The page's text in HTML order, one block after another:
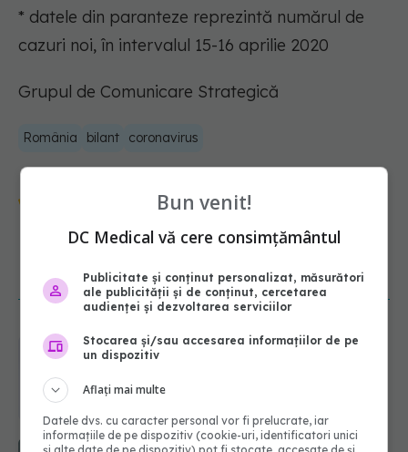
* datele din paranteze reprezintă numărul de
cazuri noi, în intervalul 15-16 aprilie 2020
Grupul de Comunicare Strategică
România bilant coronavirus
NOUTĂȚI
PNRR: 174 de milioane de lei pentru
Cât durează simptomele
Bun venit!
DC Medical vă cere consimțământul
Publicitate și conținut personalizat, măsurători
ale publicității și de conținut, cercetarea
audienței și dezvoltarea serviciilor
Stocarea și/sau accesarea informațiilor de pe
un dispozitiv
Aflați mai multe
Datele dvs. cu caracter personal vor fi prelucrate, iar
informațiile de pe dispozitiv (cookie-uri, identificatori unici